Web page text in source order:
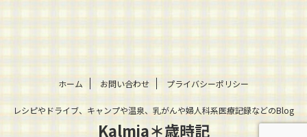
ホーム お問い合わせ プライバシーポリシー
レシピやドライブ、キャンプや温泉、乳がんや婦人科系医療記録などのBlog
Kalmia＊歳時記